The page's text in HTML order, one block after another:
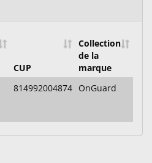
CUP
Collection
de la
marque
814992004874 OnGuard